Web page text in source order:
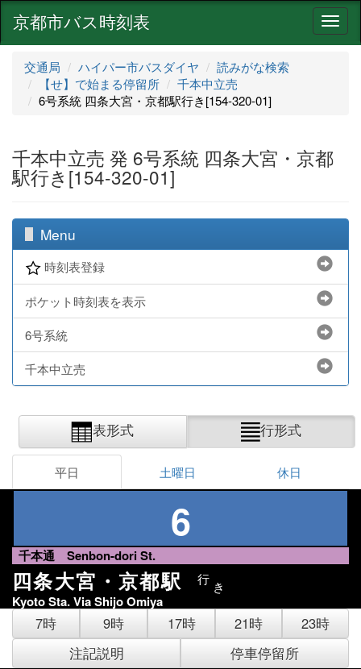
ナ
ビ
京都市バス時刻表
交通局 ハイパー市バスダイヤ
読みがな検索
【せ】で始まる停留所
千本中立売
6号系統 四条大宮・京都駅行き[154-320-01]
千本中立売 発 6号系統 四条大宮・京都
駅行き[154-320-01]
Menu
時刻表登録
ポケット時刻表を表示
6号系統
千本中立売
表形式 行形式
平日 土曜日 休日
6
千本通 Senbon-dori St.
四条大宮・京都駅 行 き
Kyoto Sta. Via Shijo Omiya
7時 9時 17時 21時
23時
注記説明
停車停留所